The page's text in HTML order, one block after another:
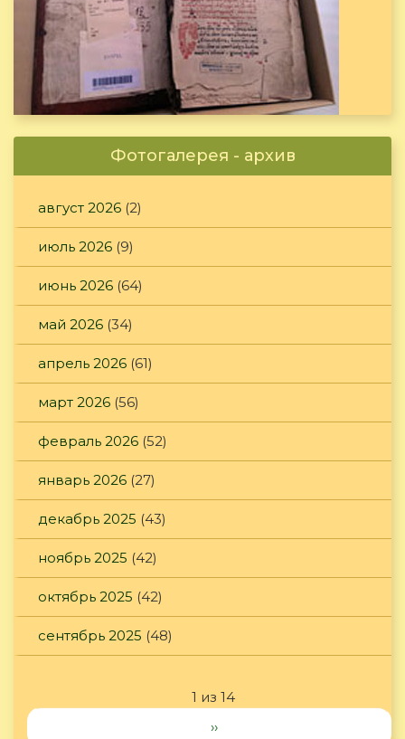
Фотогалерея - архив
август 2026 (2)
июль 2026 (9)
июнь 2026 (64)
май 2026 (34)
апрель 2026 (61)
март 2026 (56)
февраль 2026 (52)
январь 2026 (27)
декабрь 2025 (43)
ноябрь 2025 (42)
октябрь 2025 (42)
сентябрь 2025 (48)
1 из 14
››